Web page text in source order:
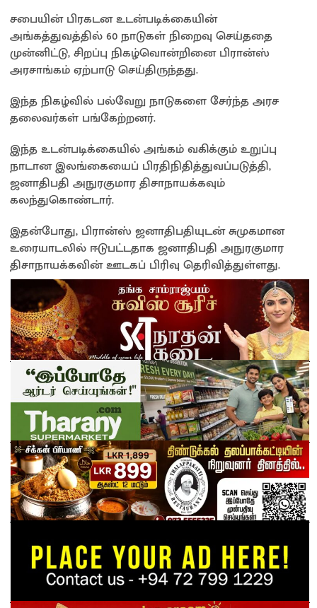
சபையின் பிரகடன உடன்படிக்கையின்
அங்கத்துவத்தில் 60 நாடுகள் நிறைவு செய்ததை
முன்னிட்டு, சிறப்பு நிகழ்வொன்றினை பிரான்ஸ்
அரசாங்கம் ஏற்பாடு செய்திருந்தது.
இந்த நிகழ்வில் பல்வேறு நாடுகளை சேர்ந்த அரச
தலைவர்கள் பங்கேற்றனர்.
இந்த உடன்படிக்கையில் அங்கம் வகிக்கும் உறுப்பு
நாடான இலங்கையைப் பிரதிநிதித்துவப்படுத்தி,
ஜனாதிபதி அநுரகுமார திசாநாயக்கவும்
கலந்துகொண்டார்.
இதன்போது, பிரான்ஸ் ஜனாதிபதியுடன் சுமுகமான
உரையாடலில் ஈடுபட்டதாக ஜனாதிபதி அநுரகுமார
திசாநாயக்கவின் ஊடகப் பிரிவு தெரிவித்துள்ளது.